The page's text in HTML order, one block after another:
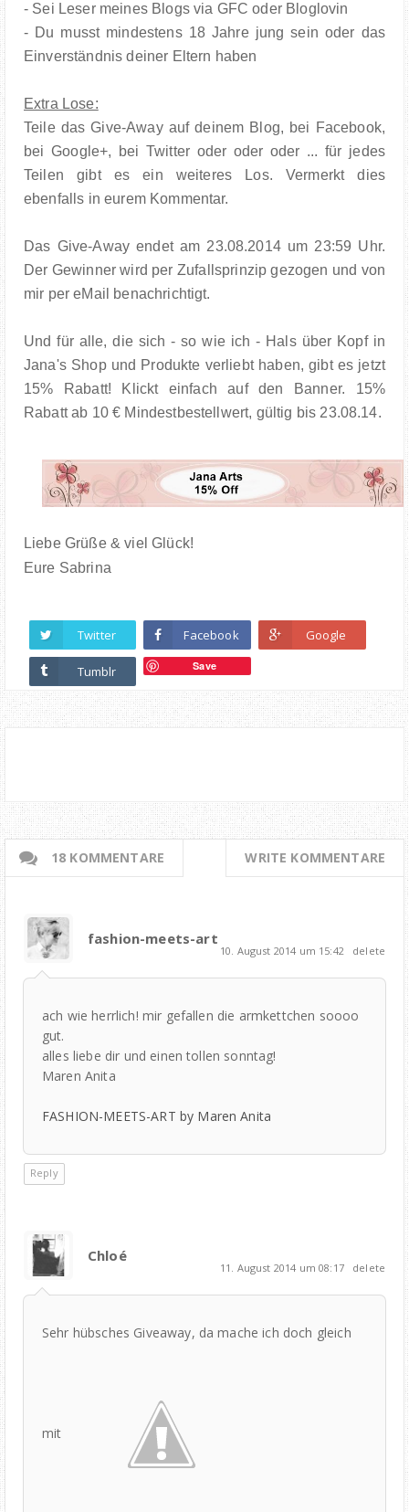
- Sei Leser meines Blogs via GFC oder Bloglovin
- Du musst mindestens 18 Jahre jung sein oder das
Einverständnis deiner Eltern haben
Extra Lose:
Teile das Give-Away auf deinem Blog, bei Facebook,
bei Google+, bei Twitter oder oder oder ... für jedes
Teilen gibt es ein weiteres Los. Vermerkt dies
ebenfalls in eurem Kommentar.
Das Give-Away endet am 23.08.2014 um 23:59 Uhr.
Der Gewinner wird per Zufallsprinzip gezogen und von
mir per eMail benachrichtigt.
Und für alle, die sich - so wie ich - Hals über Kopf in
Jana's Shop und Produkte verliebt haben, gibt es jetzt
15% Rabatt! Klickt einfach auf den Banner. 15%
Rabatt ab 10 € Mindestbestellwert, gültig bis 23.08.14.
Liebe Grüße & viel Glück!
Eure Sabrina
Twitter Facebook Google
Tumblr Save
18 KOMMENTARE WRITE KOMMENTARE
fashion-meets-art
10. August 2014 um 15:42 delete
ach wie herrlich! mir gefallen die armkettchen soooo
gut.
alles liebe dir und einen tollen sonntag!
Maren Anita
FASHION-MEETS-ART by Maren Anita
Reply
Chloé
11. August 2014 um 08:17 delete
Sehr hübsches Giveaway, da mache ich doch gleich
mit